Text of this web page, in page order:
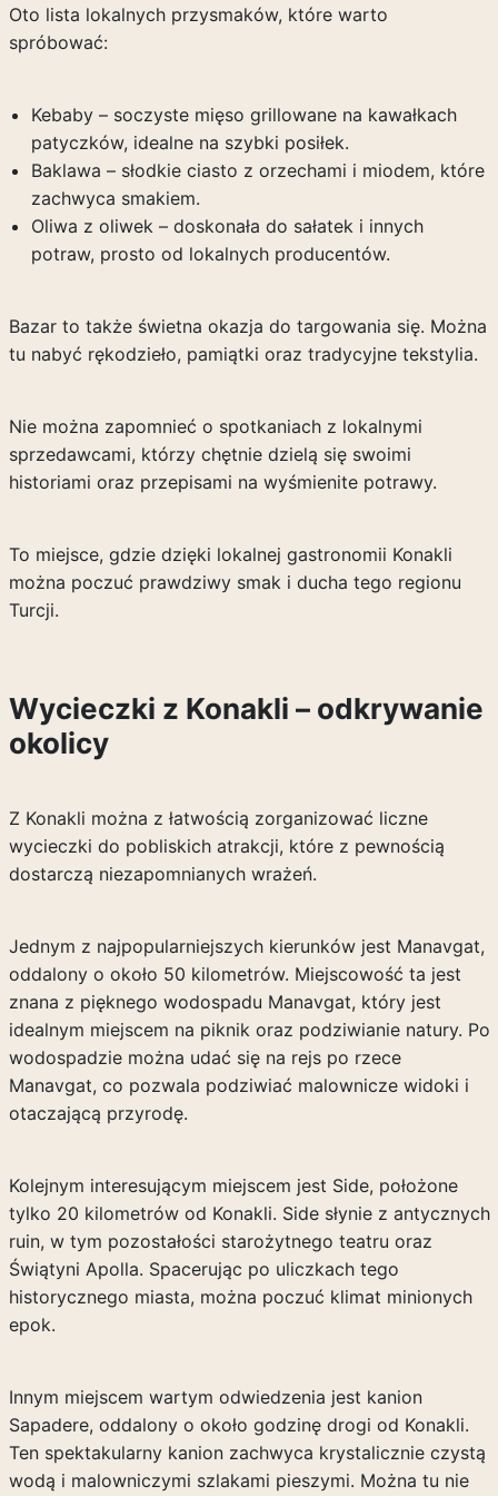
Oto lista lokalnych przysmaków, które warto
spróbować:
Kebaby – soczyste mięso grillowane na kawałkach
patyczków, idealne na szybki posiłek.
Baklawa – słodkie ciasto z orzechami i miodem, które
zachwyca smakiem.
Oliwa z oliwek – doskonała do sałatek i innych
potraw, prosto od lokalnych producentów.
Bazar to także świetna okazja do targowania się. Można
tu nabyć rękodzieło, pamiątki oraz tradycyjne tekstylia.
Nie można zapomnieć o spotkaniach z lokalnymi
sprzedawcami, którzy chętnie dzielą się swoimi
historiami oraz przepisami na wyśmienite potrawy.
To miejsce, gdzie dzięki lokalnej gastronomii Konakli
można poczuć prawdziwy smak i ducha tego regionu
Turcji.
Wycieczki z Konakli – odkrywanie
okolicy
Z Konakli można z łatwością zorganizować liczne
wycieczki do pobliskich atrakcji, które z pewnością
dostarczą niezapomnianych wrażeń.
Jednym z najpopularniejszych kierunków jest Manavgat,
oddalony o około 50 kilometrów. Miejscowość ta jest
znana z pięknego wodospadu Manavgat, który jest
idealnym miejscem na piknik oraz podziwianie natury. Po
wodospadzie można udać się na rejs po rzece
Manavgat, co pozwala podziwiać malownicze widoki i
otaczającą przyrodę.
Kolejnym interesującym miejscem jest Side, położone
tylko 20 kilometrów od Konakli. Side słynie z antycznych
ruin, w tym pozostałości starożytnego teatru oraz
Świątyni Apolla. Spacerując po uliczkach tego
historycznego miasta, można poczuć klimat minionych
epok.
Innym miejscem wartym odwiedzenia jest kanion
Sapadere, oddalony o około godzinę drogi od Konakli.
Ten spektakularny kanion zachwyca krystalicznie czystą
wodą i malowniczymi szlakami pieszymi. Można tu nie